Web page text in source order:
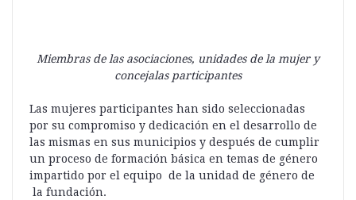
Miembras de las asociaciones, unidades de la mujer y
concejalas participantes
Las mujeres participantes han sido seleccionadas
por su compromiso y dedicación en el desarrollo de
las mismas en sus municipios y después de cumplir
un proceso de formación básica en temas de género
impartido por el equipo de la unidad de género de
la fundación.